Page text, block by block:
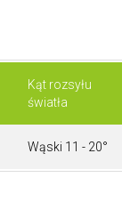
Kąt rozsyłu
światła
Wąski 11 - 20°